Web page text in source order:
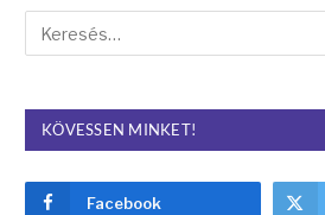
KÖVESSEN MINKET!
Facebook